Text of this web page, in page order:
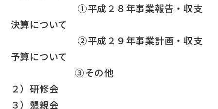
①平成２８年事業報告・収支
決算について
②平成２９年事業計画・収支
予算について
③その他
２）研修会
３）懇親会